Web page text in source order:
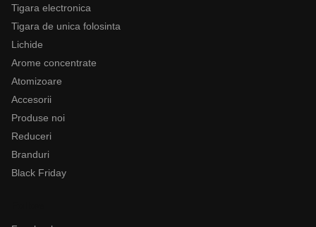
Tigara electronica
Tigara de unica folosinta
Lichide
Arome concentrate
Atomizoare
Accesorii
Produse noi
Reduceri
Branduri
Black Friday